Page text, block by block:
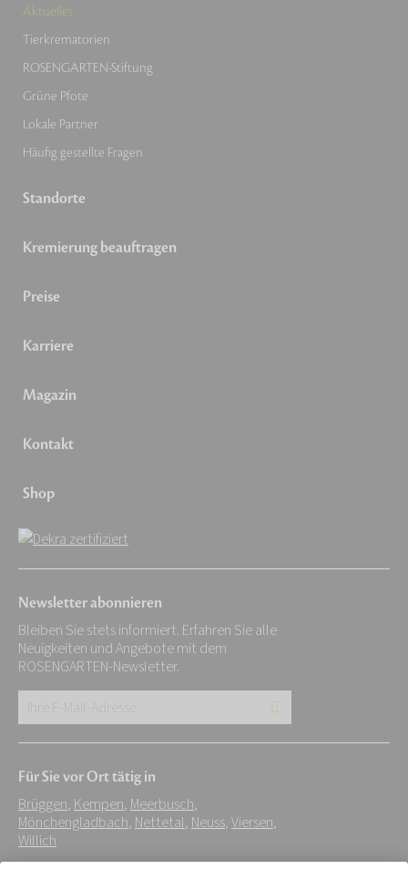
Aktuelles
Tierkrematorien
ROSENGARTEN-Stiftung
Grüne Pfote
Lokale Partner
Häufig gestellte Fragen
Standorte
Kremierung beauftragen
Preise
Karriere
Magazin
Kontakt
Shop
Newsletter abonnieren
Bleiben Sie stets informiert. Erfahren Sie alle
Neuigkeiten und Angebote mit dem
ROSENGARTEN-Newsletter.
Adresse:
*
Für Sie vor Ort tätig in
Brüggen,Kempen,Meerbusch,
Mönchengladbach,Nettetal,Neuss,Viersen,
Willich